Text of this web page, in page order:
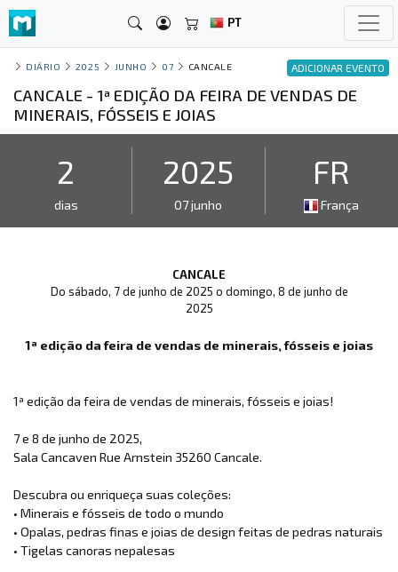
PT
ADICIONAR EVENTO
DIÁRIO 2025 JUNHO 07 CANCALE
CANCALE - 1ª EDIÇÃO DA FEIRA DE VENDAS DE
MINERAIS, FÓSSEIS E JOIAS
2
dias
2025
07 junho
FR
França
CANCALE
Do sábado, 7 de junho de 2025 o domingo, 8 de junho de
2025
1ª edição da feira de vendas de minerais, fósseis e joias
1ª edição da feira de vendas de minerais, fósseis e joias!
7 e 8 de junho de 2025,
Sala Cancaven Rue Arnstein 35260 Cancale.
Descubra ou enriqueça suas coleções:
• Minerais e fósseis de todo o mundo
• Opalas, pedras finas e joias de design feitas de pedras naturais
• Tigelas canoras nepalesas